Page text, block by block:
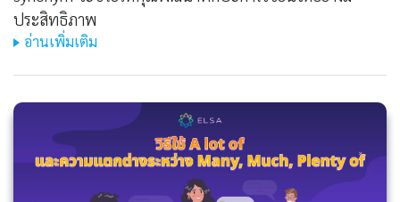
ประสิทธิภาพ
อ่านเพิ่มเติม